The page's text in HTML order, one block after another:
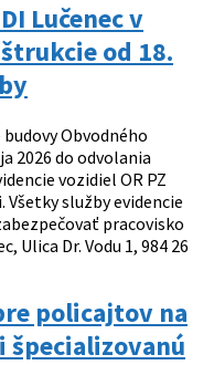
Lučenec v
od 18.
Obvodného
2026 do odvolania
vozidiel OR PZ
Všetky služby evidencie
pracovisko
Ulica Dr. Vodu 1, 984 26
policajtov na